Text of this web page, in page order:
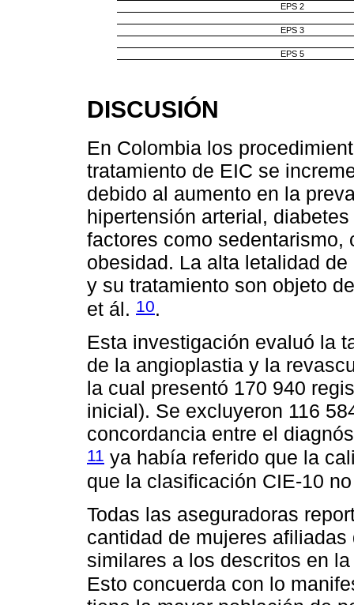
EPS 2
EPS 3
EPS 5
DISCUSIÓN
En Colombia los
tratamiento de EIC se
debido al aumento en la
hipertensión arterial,
factores como
obesidad. La alta letalidad
y su tratamiento son objeto
et ál. 10.
Esta investigación evaluó la
de la angioplastia y la
la cual presentó 170 940
inicial). Se excluyeron 116
concordancia entre el
11 ya había referido que la
que la clasificación CIE-10
Todas las aseguradoras
cantidad de mujeres
similares a los descritos en
Esto concuerda con lo